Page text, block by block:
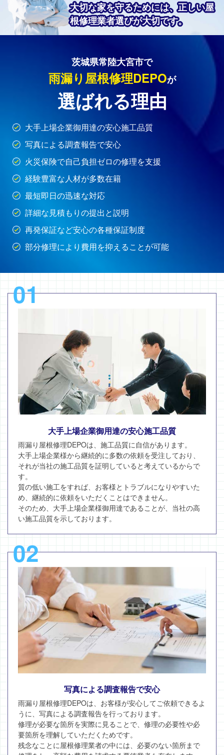
大切な家を守るためには、正しい屋
根修理業者選びが大切です。
茨城県常陸大宮市で
雨漏り屋根修理DEPOが
選ばれる理由
大手上場企業御用達の安心施工品質
写真による調査報告で安心
火災保険で自己負担ゼロの修理を支援
経験豊富な人材が多数在籍
最短即日の迅速な対応
詳細な見積もりの提出と説明
再発保証など安心の各種保証制度
部分修理により費用を抑えることが可能
01
大手上場企業御用達の安心施工品質
雨漏り屋根修理DEPOは、施工品質に自信があります。
大手上場企業様から継続的に多数の依頼を受注しており、
それが当社の施工品質を証明していると考えているからで
す。
質の低い施工をすれば、お客様とトラブルになりやすいた
め、継続的に依頼をいただくことはできません。
そのため、大手上場企業様御用達であることが、当社の高
い施工品質を示しております。
02
写真による調査報告で安心
雨漏り屋根修理DEPOは、お客様が安心してご依頼できるよ
うに、写真による調査報告を行っております。
修理が必要な箇所を実際に見ることで、修理の必要性や必
要箇所を理解していただくためです。
残念なことに屋根修理業者の中には、必要のない箇所まで